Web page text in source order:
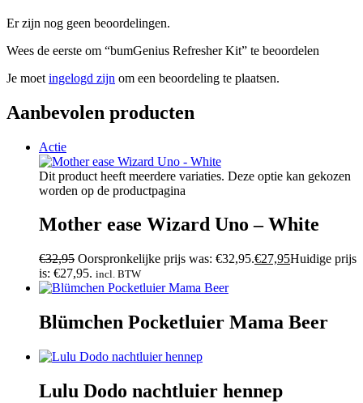
Er zijn nog geen beoordelingen.
Wees de eerste om “bumGenius Refresher Kit” te beoordelen
Je moet ingelogd zijn om een beoordeling te plaatsen.
Aanbevolen producten
Actie
Dit product heeft meerdere variaties. Deze optie kan gekozen
worden op de productpagina
Mother ease Wizard Uno – White
€32,95 Oorspronkelijke prijs was: €32,95.€27,95Huidige prijs
is: €27,95. incl. BTW
Blümchen Pocketluier Mama Beer
Lulu Dodo nachtluier hennep